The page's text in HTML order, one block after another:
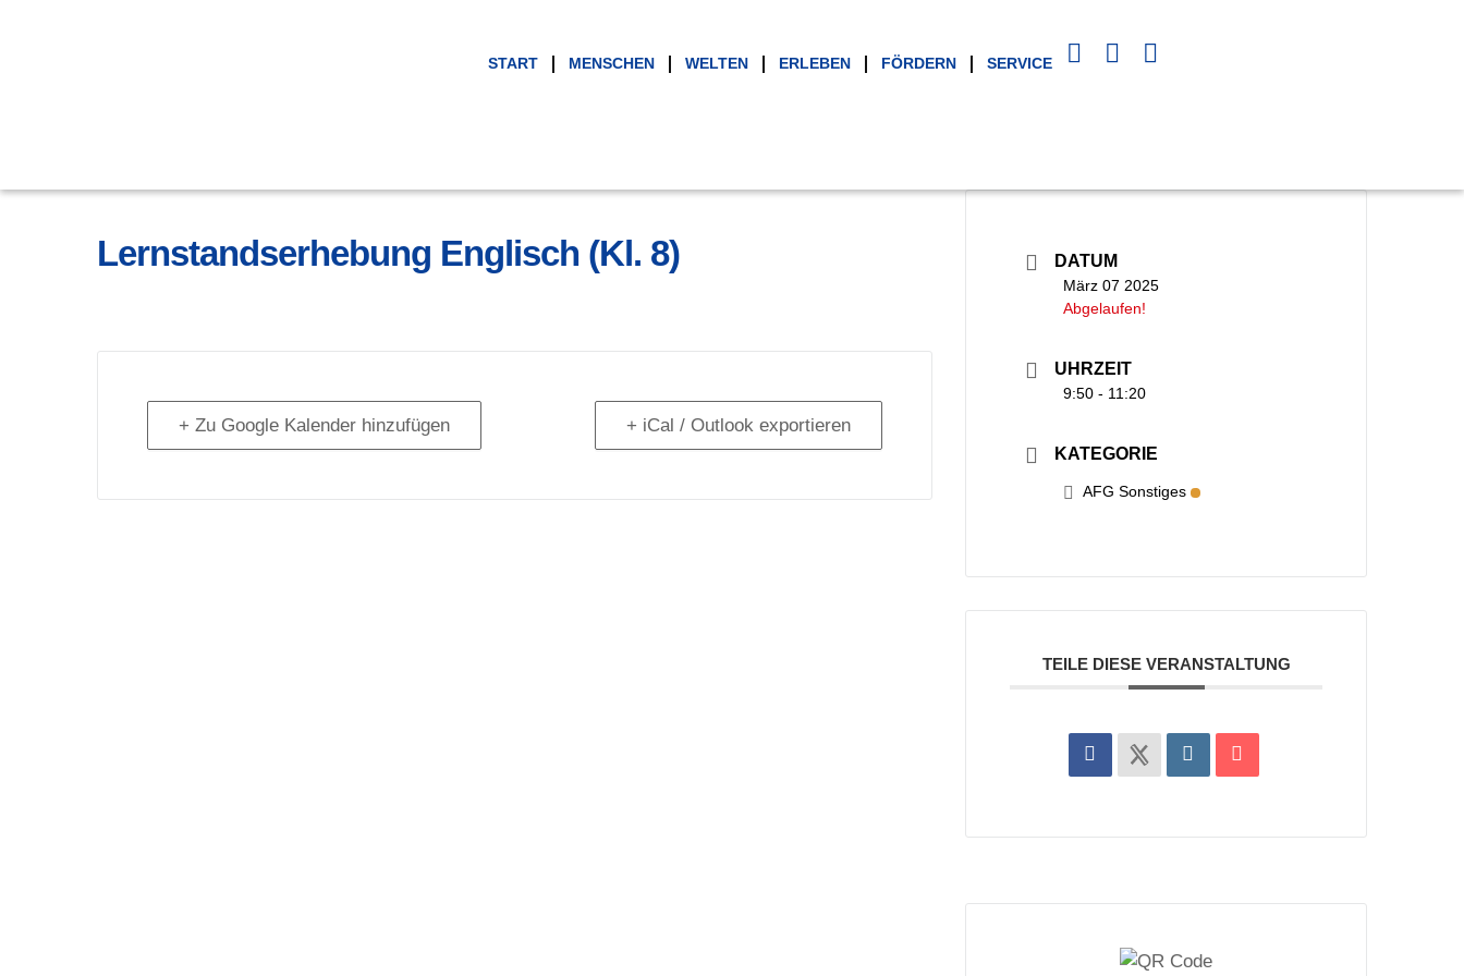
START MENSCHEN WELTEN ERLEBEN FÖRDERN SERVICE
Lernstandserhebung Englisch (Kl. 8)
+ Zu Google Kalender hinzufügen + iCal / Outlook exportieren
DATUM
März 07 2025
Abgelaufen!
UHRZEIT
9:50 - 11:20
KATEGORIE
AFG Sonstiges
TEILE DIESE VERANSTALTUNG